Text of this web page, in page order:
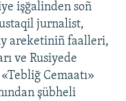
işğalinden soñ
jurnalist,
areketiniñ faalleri,
ve Rusiyede
Cemaatı»
şübheli